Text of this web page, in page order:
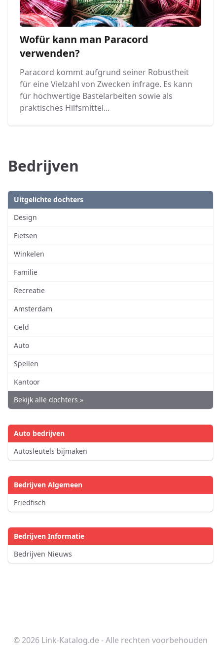
Wofür kann man Paracord
verwenden?
Paracord kommt aufgrund seiner Robustheit
für eine Vielzahl von Zwecken infrage. Es kann
für hochwertige Bastelarbeiten sowie als
praktisches Hilfsmittel...
Bedrijven
Uitgelichte dochters
Design
Fietsen
Winkelen
Familie
Recreatie
Amsterdam
Geld
Auto
Spellen
Kantoor
Bekijk alle dochters »
Auto bedrijven
Autosleutels bijmaken
Bedrijven Algemeen
Friedfisch
Bedrijven Informatie
Bedrijven Nieuws
© 2026 Link-Katalog.de - Alle rechten voorbehouden